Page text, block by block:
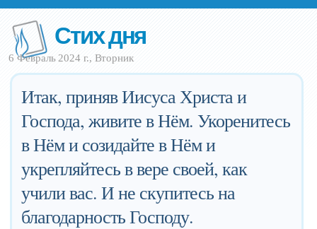
Стих дня
6 Февраль 2024 г., Вторник
Итак, приняв Иисуса Христа и
Господа, живите в Нём. Укоренитесь
в Нём и созидайте в Нём и
укрепляйтесь в вере своей, как
учили вас. И не скупитесь на
благодарность Господу.